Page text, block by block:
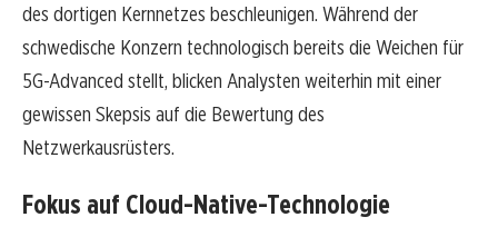
des dortigen Kernnetzes beschleunigen. Während der
schwedische Konzern technologisch bereits die Weichen für
5G-Advanced stellt, blicken Analysten weiterhin mit einer
gewissen Skepsis auf die Bewertung des
Netzwerkausrüsters.
Fokus auf Cloud-Native-Technologie